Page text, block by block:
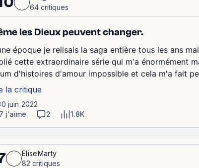
64 critiques
les Dieux peuvent changer.
époque je relisais la saga entière tous les ans
cette extraordinaire série qui m'a énormément
d'histoires d'amour impossible et cela m'a fait
la critique
juin 2022
j'aime
2 1.8K
EliseMarty
82 critiques